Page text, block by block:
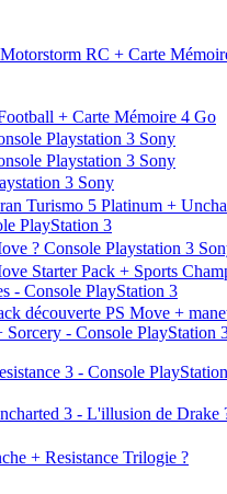
RC + Carte
+ Carte Mémoire 4 Go
Playstation 3 Sony
Playstation 3 Sony
3 Sony
Turismo 5 Platinum +
PlayStation 3
? Console Playstation 3
Starter Pack + Sports
- Console PlayStation 3
découverte PS Move +
Sorcery - Console PlayStation
3 - Console
3 - L'illusion de Drake
+ Resistance Trilogie ?